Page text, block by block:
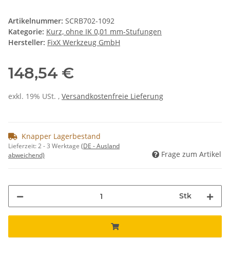
Artikelnummer: SCRB702-1092
Kategorie: Kurz, ohne IK 0,01 mm-Stufungen
Hersteller: FixX Werkzeug GmbH
148,54 €
exkl. 19% USt. , Versandkostenfreie Lieferung
Knapper Lagerbestand
Lieferzeit:2 - 3 Werktage (DE - Ausland
abweichend)
Frage zum Artikel
Stk